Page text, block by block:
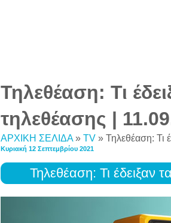
Τηλεθέαση: Τι
τηλεθέασης |
ΑΡΧΙΚΗ ΣΕΛΙΔΑ» TV » Τηλεθέαση: Τι
Κυριακή 12 Σεπτεμβρίου 2021
Τηλεθέαση: Τι έδειξαν